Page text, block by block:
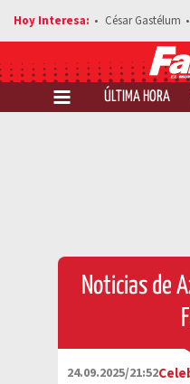
César Gastélum
ÚLTIMA HORA
Noticias de
24.09.2025/21:52